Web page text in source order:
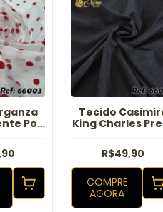
Poá
Tecido
King Charles
R$49,90
COMPRE
AGORA